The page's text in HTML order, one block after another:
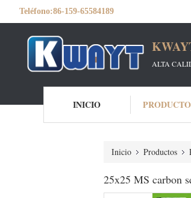
Teléfono:86-159-65584189
ALTA
INICIO
Inicio Productos
25x25 MS carbon